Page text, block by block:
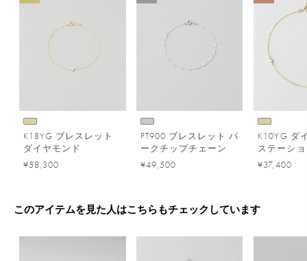
K18YG ブレスレット
ダイヤモンド
¥58,300
PT900 ブレスレット バ
ークチップチェーン
¥49,500
K10YG ダ
ステーシ
レット
¥37,400
このアイテムを見た人はこちらもチェックしています